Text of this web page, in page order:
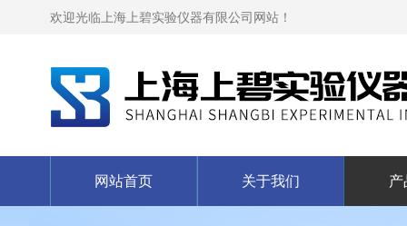
欢迎光临上海上碧实验仪器有限公司网站！
网站首页 关于我们 产